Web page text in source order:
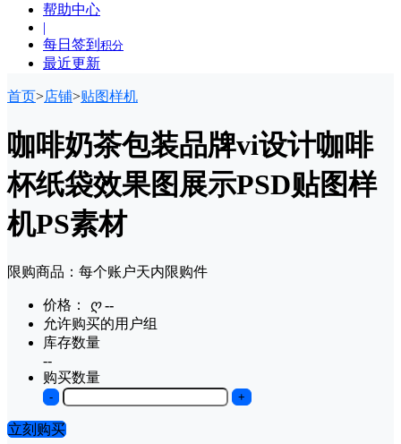
帮助中心
|
每日签到 积分
最近更新
首页>店铺>贴图样机
咖啡奶茶包装品牌vi设计咖啡
杯纸袋效果图展示PSD贴图样
机PS素材
限购商品：每个账户天内限购件
价格： ღ --
允许购买的用户组
库存数量
--
购买数量
- +
立刻购买